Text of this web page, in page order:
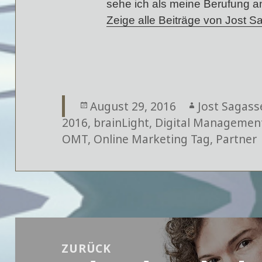
sehe ich als meine Berufung
Zeige alle Beiträge von Jost
Veröffentlicht
am
August 29, 2016 Autor
Jost
2016, brainLight, Digital
OMT, Online Marketing Tag, Partner
ZURÜCK